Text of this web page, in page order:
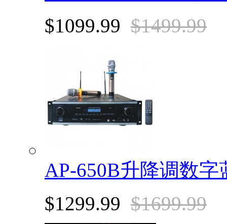
$1099.99 $1499.99
AP-650B升降调数
$1299.99 $1699.99